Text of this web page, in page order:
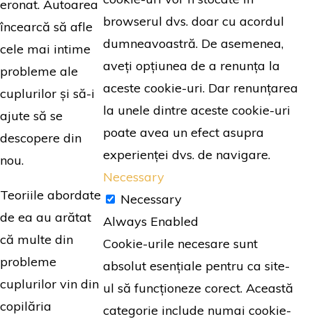
eronat. Autoarea
încearcă să afle
cele mai intime
probleme ale
cuplurilor și să-i
ajute să se
descopere din
nou.
Teoriile abordate
de ea au arătat
că multe din
probleme
cuplurilor vin din
copilăria
browserul dvs. doar cu acordul
dumneavoastră. De asemenea,
aveți opțiunea de a renunța la
aceste cookie-uri. Dar renunțarea
la unele dintre aceste cookie-uri
poate avea un efect asupra
experienței dvs. de navigare.
Necessary
Necessary
Always Enabled
Cookie-urile necesare sunt
absolut esențiale pentru ca site-
ul să funcționeze corect. Această
categorie include numai cookie-